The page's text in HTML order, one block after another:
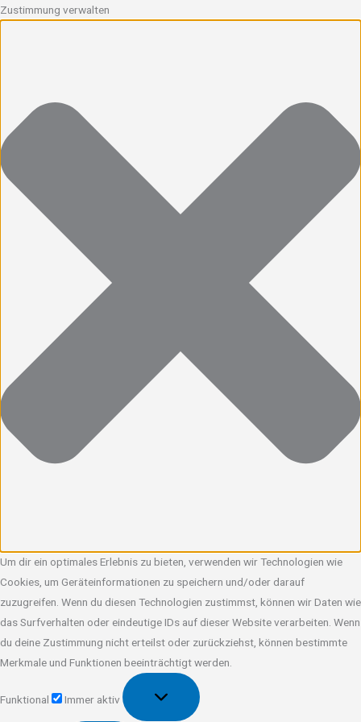
Zustimmung verwalten
Um dir ein optimales Erlebnis zu bieten, verwenden wir Technologien wie
Cookies, um Geräteinformationen zu speichern und/oder darauf
zuzugreifen. Wenn du diesen Technologien zustimmst, können wir Daten wie
das Surfverhalten oder eindeutige IDs auf dieser Website verarbeiten. Wenn
du deine Zustimmung nicht erteilst oder zurückziehst, können bestimmte
Merkmale und Funktionen beeinträchtigt werden.
Funktional
Immer aktiv